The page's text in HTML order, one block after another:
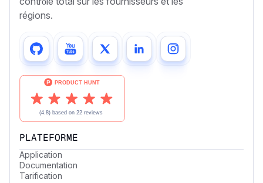
régions.
PLATEFORME
Application
Documentation
Tarification